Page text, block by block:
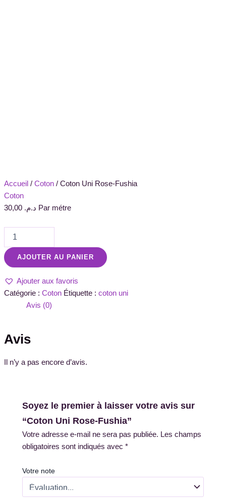
Accueil / Coton/ Coton Uni Rose-Fushia
Coton
د.م. 30,00 Par métre
AJOUTER AU PANIER
Ajouter aux favoris
Catégorie : Coton Étiquette : coton uni
Avis (0)
Avis
Il n’y a pas encore d’avis.
Soyez le premier à laisser votre avis sur
“Coton Uni Rose-Fushia”
Votre adresse e-mail ne sera pas publiée. Les champs
obligatoires sont indiqués avec*
Votre note